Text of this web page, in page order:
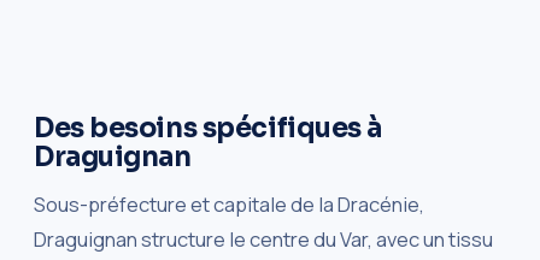
Des besoins spécifiques à
Draguignan
Sous-préfecture et capitale de la Dracénie,
Draguignan structure le centre du Var, avec un tissu